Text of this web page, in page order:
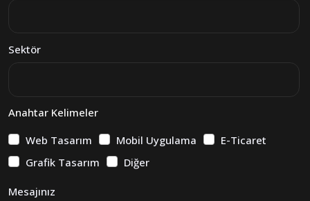
Sektör
Anahtar Kelimeler
Web Tasarım
Mobil Uygulama
E-Ticaret
Grafik Tasarım
Diğer
Mesajınız